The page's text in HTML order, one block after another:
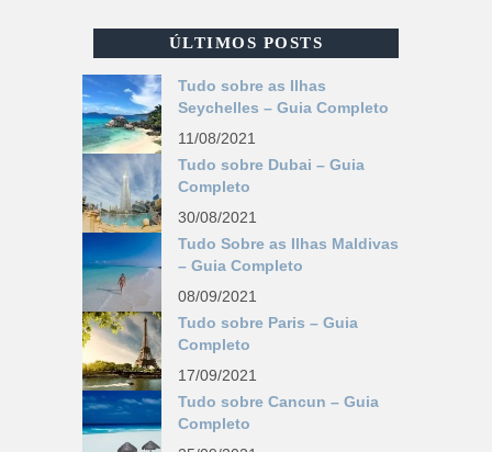
ÚLTIMOS POSTS
Tudo sobre as Ilhas
Seychelles – Guia Completo
11/08/2021
Tudo sobre Dubai – Guia
Completo
30/08/2021
Tudo Sobre as Ilhas Maldivas
– Guia Completo
08/09/2021
Tudo sobre Paris – Guia
Completo
17/09/2021
Tudo sobre Cancun – Guia
Completo